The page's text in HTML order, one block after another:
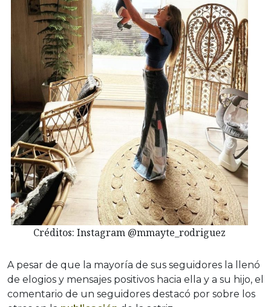
Créditos: Instagram @mmayte_rodriguez
A pesar de que la mayoría de sus seguidores la llenó
de elogios y mensajes positivos hacia ella y a su hijo, el
comentario de un seguidores destacó por sobre los